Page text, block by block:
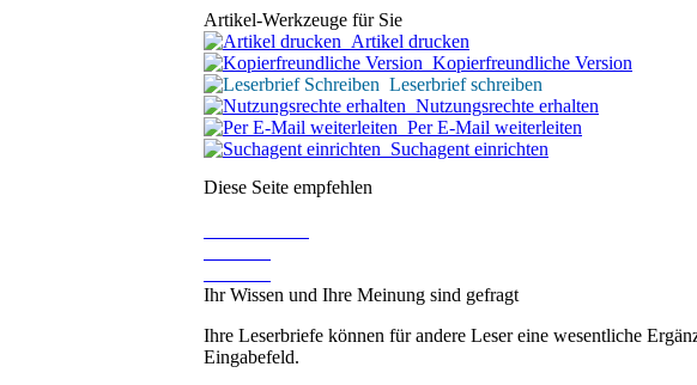
Artikel-Werkzeuge für Sie
Artikel drucken
Kopierfreundliche Version
Leserbrief schreiben
Nutzungsrechte erhalten
Per E-Mail weiterleiten
Suchagent einrichten
Diese Seite empfehlen
Ihr Wissen und Ihre Meinung sind gefragt
Ihre Leserbriefe können für andere Leser eine wesentliche
Eingabefeld.